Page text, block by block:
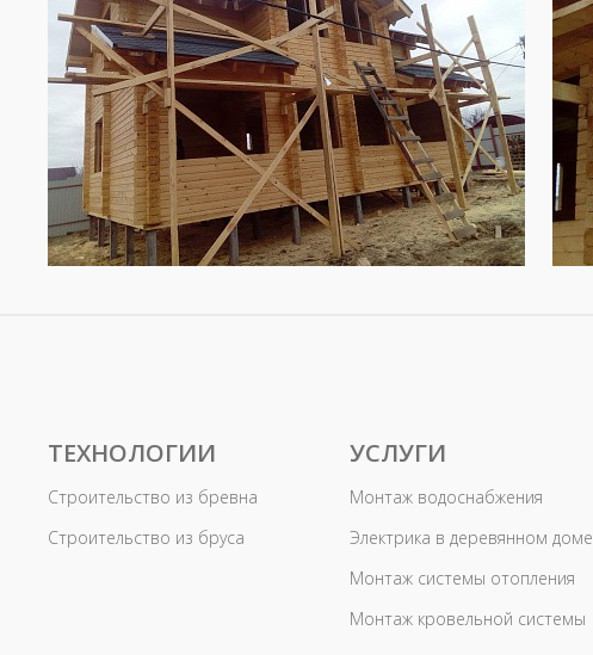
ТЕХНОЛОГИИ
Строительство из бревна
Строительство из бруса
УСЛУГИ
Монтаж водоснабжения
Электрика в деревянном доме
Монтаж системы отопления
Монтаж кровельной системы